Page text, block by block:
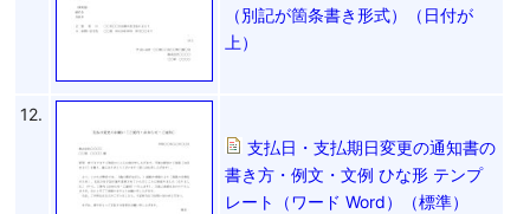
（別記が箇条書き形式）（日付が
上）
12.
支払日・支払期日変更の通知書の
書き方・例文・文例 ひな形 テンプ
レート（ワード Word）（標準）